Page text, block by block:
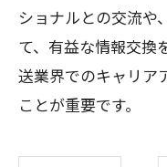
ショナルとの交流や
て、有益な情報交換
送業界でのキャリア
ことが重要です。